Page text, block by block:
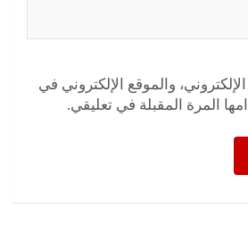
والموقع الإلكتروني في
المرة المقبلة في تعليقي.